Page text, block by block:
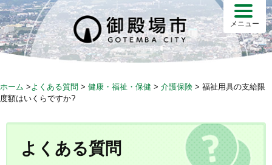
S
k
i
p
c
メニュー
ホーム > よくある質問 > 健康・福祉・保健 > 介護保険 > 福祉用具の支給限
度額はいくらですか?
よくある質問